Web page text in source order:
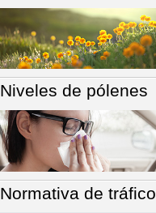
Niveles de pólenes
Normativa de tráfico